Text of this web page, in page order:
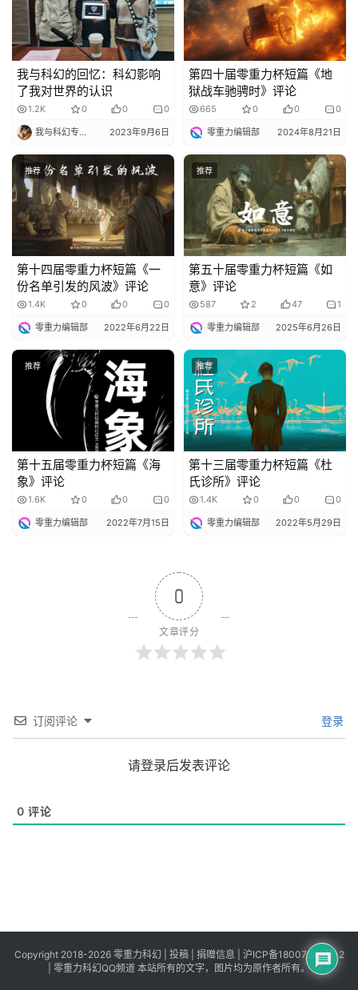
我与科幻的回忆：科幻影响
了我对世界的认识
1.2K 0 0 0
我与科幻专栏小编 2023年9月6日
第四十届零重力杯短篇《地
狱战车驰骋时》评论
665 0 0 0
零重力编辑部 2024年8月21日
推荐
第十四届零重力杯短篇《一
份名单引发的风波》评论
1.4K 0 0 0
零重力编辑部 2022年6月22日
推荐
第五十届零重力杯短篇《如
意》评论
587 2 47 1
零重力编辑部 2025年6月26日
推荐
第十五届零重力杯短篇《海
象》评论
1.6K 0 0 0
零重力编辑部 2022年7月15日
推荐
第十三届零重力杯短篇《杜
氏诊所》评论
1.4K 0 0 0
零重力编辑部 2022年5月29日
0
文章评分
订阅评论 登录
请登录后发表评论
0 评论
Copyright 2018-2026 零重力科幻 | 投稿| 捐赠信息
沪ICP备18007549号-2
零重力科幻QQ频道 本站所有的文字，图片均为原作者所有。